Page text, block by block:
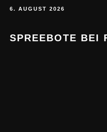
6. AUGUST 2026
SPREEBOTE BEI